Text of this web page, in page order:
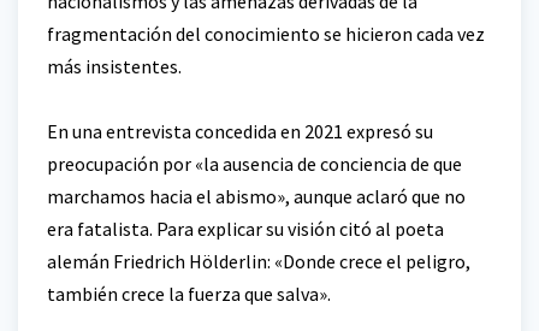
fragmentación del conocimiento se hicieron cada vez
más insistentes.
En una entrevista concedida en 2021 expresó su
preocupación por «la ausencia de conciencia de que
marchamos hacia el abismo», aunque aclaró que no
era fatalista. Para explicar su visión citó al poeta
alemán Friedrich Hölderlin: «Donde crece el peligro,
también crece la fuerza que salva».